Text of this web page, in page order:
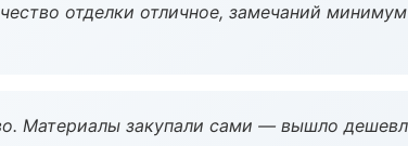
отделки отличное, замечаний
Материалы закупали сами — вышло